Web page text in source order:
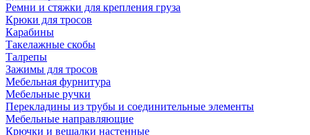
Ремни и стяжки для крепления груза
Крюки для тросов
Карабины
Такелажные скобы
Талрепы
Зажимы для тросов
Мебельная фурнитура
Мебельные ручки
Перекладины из трубы и соединительные элементы
Мебельные направляющие
Крючки и вешалки настенные